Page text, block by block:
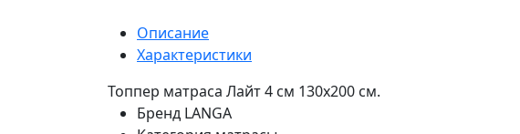
Описание
Характеристики
Топпер матраса Лайт 4 см 130х200 см.
Бренд LANGA